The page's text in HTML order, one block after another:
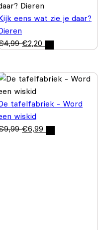
eens wat zie je daar?
4,99 €2,20
tafelfabriek - Word
wiskid
9,99 €6,99